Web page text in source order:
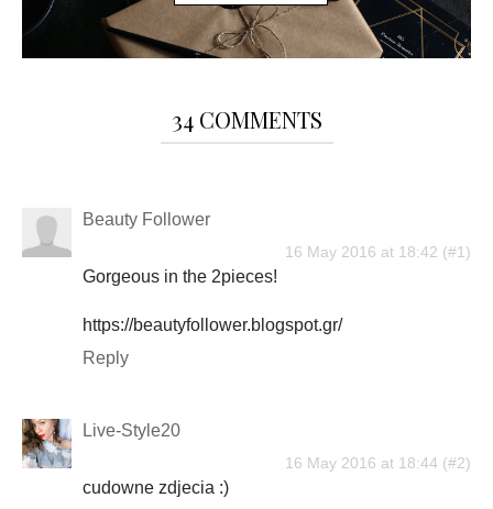
34 COMMENTS
Beauty Follower
16 May 2016 at 18:42
Gorgeous in the 2pieces!
https://beautyfollower.blogspot.gr/
Reply
Live-Style20
16 May 2016 at 18:44
cudowne zdjecia :)